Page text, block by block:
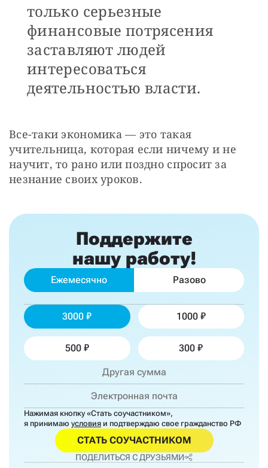
только серьезные
финансовые потрясения
заставляют людей
интересоваться
деятельностью власти.
Все-таки экономика — это такая
учительница, которая если ничему и не
научит, то рано или поздно спросит за
незнание своих уроков.
Поддержите
нашу работу!
Ежемесячно Разово
3000 1000
500 300
Нажимая кнопку «Стать соучастником»,
я принимаю условия и подтверждаю свое гражданство РФ
СТАТЬ СОУЧАСТНИКОМ
ПОДЕЛИТЬСЯ С ДРУЗЬЯМИ